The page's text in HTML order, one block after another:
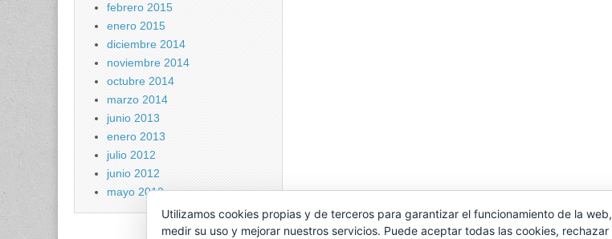
febrero 2015
enero 2015
diciembre 2014
noviembre 2014
octubre 2014
marzo 2014
junio 2013
enero 2013
julio 2012
junio 2012
mayo 2012
Utilizamos cookies propias y de terceros para garantizar el funcionamiento de la web,
medir su uso y mejorar nuestros servicios. Puede aceptar todas las cookies, rechazar